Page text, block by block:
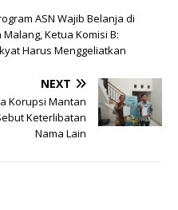
ASN Wajib Belanja di
Ketua Komisi B:
Harus Menggeliatkan
NEXT
Korupsi Mantan
Keterlibatan
Nama Lain